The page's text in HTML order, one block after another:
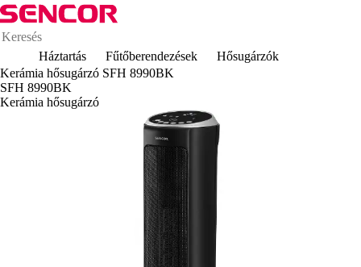
Háztartás Fűtőberendezések
Hősugárzók
Kerámia hősugárzó SFH 8990BK
SFH 8990BK
Kerámia hősugárzó